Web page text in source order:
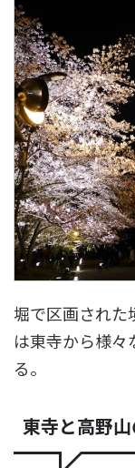
堀で区画された
は東寺から様
る。
東寺と高野